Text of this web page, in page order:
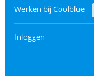
Werken bij Coolblue
Inloggen